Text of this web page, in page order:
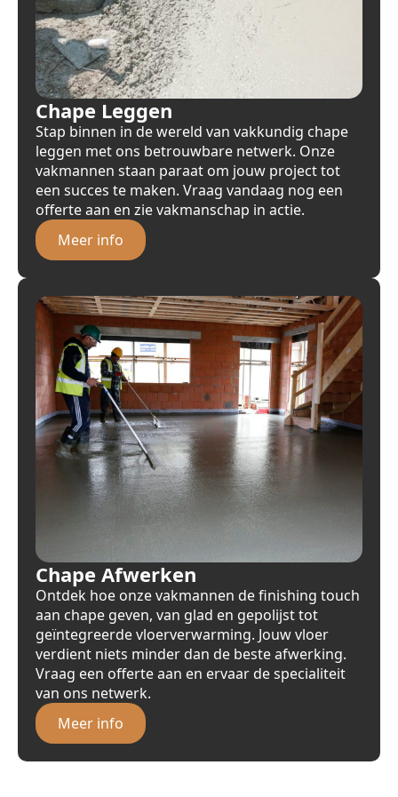
Chape Leggen
Stap binnen in de wereld van vakkundig chape
leggen met ons betrouwbare netwerk. Onze
vakmannen staan paraat om jouw project tot
een succes te maken. Vraag vandaag nog een
offerte aan en zie vakmanschap in actie.
Meer info
Chape Afwerken
Ontdek hoe onze vakmannen de finishing touch
aan chape geven, van glad en gepolijst tot
geïntegreerde vloerverwarming. Jouw vloer
verdient niets minder dan de beste afwerking.
Vraag een offerte aan en ervaar de specialiteit
van ons netwerk.
Meer info